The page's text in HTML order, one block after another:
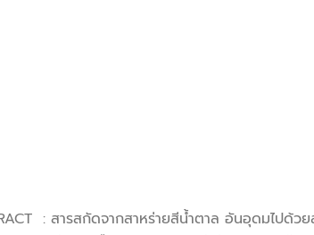
: สารสกัดจากสาหร่ายสีน้ำตาล อันอุดมไปด้